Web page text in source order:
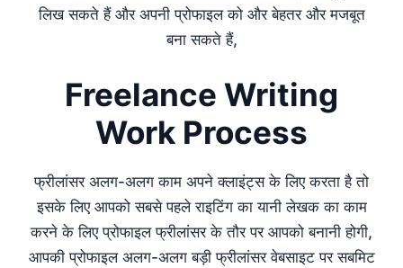
लिख सकते हैं और अपनी प्रोफाइल को और बेहतर और मजबूत
बना सकते हैं,
Freelance Writing
Work Process
फ्रीलांसर अलग-अलग काम अपने क्लाइंट्स के लिए करता है तो
इसके लिए आपको सबसे पहले राइटिंग का यानी लेखक का काम
करने के लिए प्रोफाइल फ्रीलांसर के तौर पर आपको बनानी होगी,
आपकी प्रोफाइल अलग-अलग बड़ी फ्रीलांसर वेबसाइट पर सबमिट